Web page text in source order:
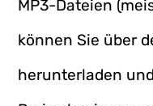
MP3-Dateien
können Sie über
herunterladen